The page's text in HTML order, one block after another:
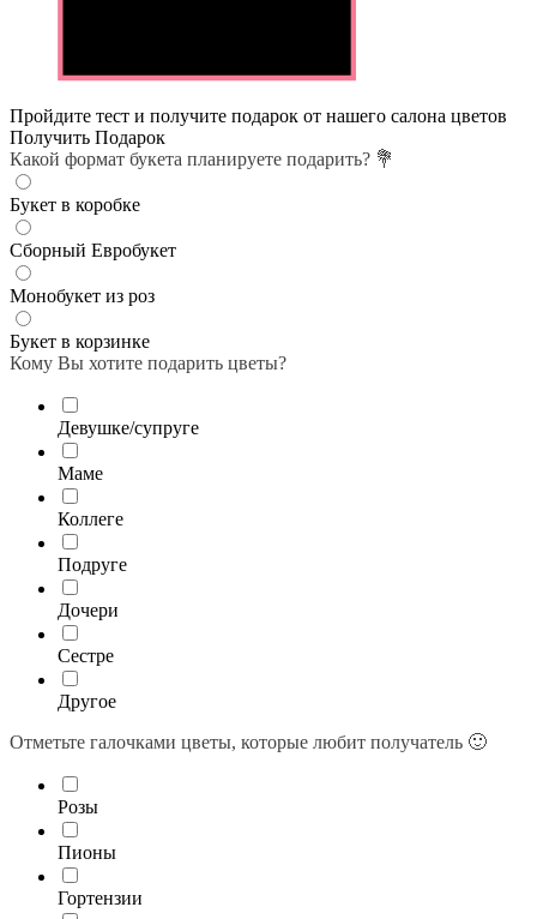
Пройдите тест и получите подарок от нашего салона цветов
Получить Подарок
Какой формат букета планируете подарить? 💐
Букет в коробке
Сборный Евробукет
Монобукет из роз
Букет в корзинке
Кому Вы хотите подарить цветы?
Девушке/супруге
Маме
Коллеге
Подруге
Дочери
Сестре
Другое
Отметьте галочками цветы, которые любит получатель 🙂
Розы
Пионы
Гортензии